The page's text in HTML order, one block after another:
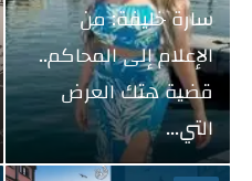
سارة خليفة: من
الإعلام إلى المحاكم..
قضية هتك العرض
التي...